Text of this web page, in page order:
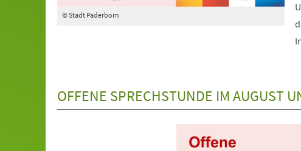
© Stadt Paderborn
OFFENE SPRECHSTUNDE IM AUGUST